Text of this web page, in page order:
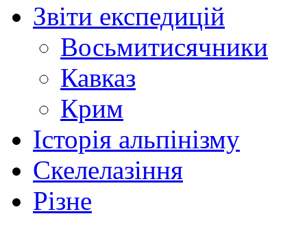
Звіти експедицій
Восьмитисячники
Кавказ
Крим
Історія альпінізму
Скелелазіння
Різне